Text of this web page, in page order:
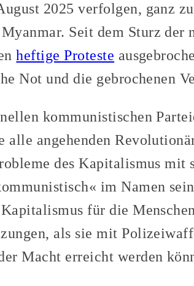
2025 verfolgen, ganz
Seit dem Sturz der
heftige Proteste
Not und die gebrochenen
kommunistischen
alle angehenden
des Kapitalismus mit
im Namen
für die
als sie mit
Macht erreicht werden